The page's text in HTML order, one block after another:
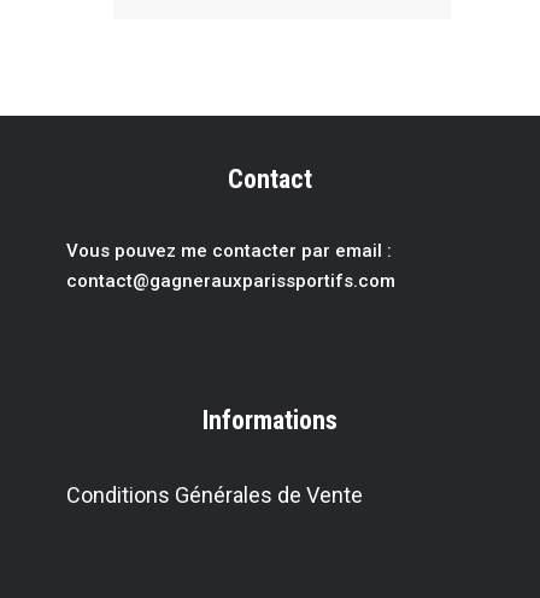
Contact
Vous pouvez me contacter par email :
contact@gagnerauxparissportifs.com
Informations
Conditions Générales de Vente